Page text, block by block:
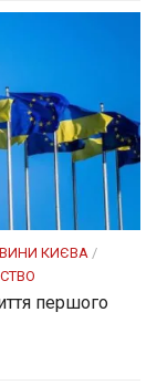
КИЄВА /
першого